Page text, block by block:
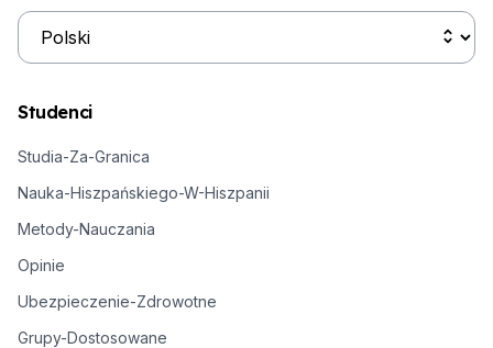
Studenci
Studia-Za-Granica
Nauka-Hiszpańskiego-W-Hiszpanii
Metody-Nauczania
Opinie
Ubezpieczenie-Zdrowotne
Grupy-Dostosowane